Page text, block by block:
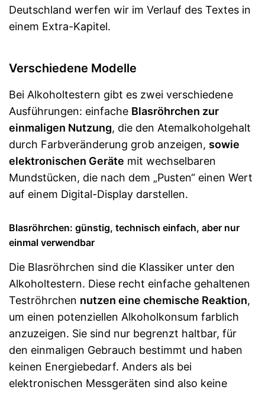
Deutschland werfen wir im Verlauf des Textes in
einem Extra-Kapitel.
Verschiedene Modelle
Bei Alkoholtestern gibt es zwei verschiedene
Ausführungen: einfache Blasröhrchen zur
einmaligen Nutzung, die den Atemalkoholgehalt
durch Farbveränderung grob anzeigen, sowie
elektronischen Geräte mit wechselbaren
Mundstücken, die nach dem „Pusten“ einen Wert
auf einem Digital-Display darstellen.
Blasröhrchen: günstig, technisch einfach, aber nur
einmal verwendbar
Die Blasröhrchen sind die Klassiker unter den
Alkoholtestern. Diese recht einfache gehaltenen
Teströhrchen nutzen eine chemische Reaktion,
um einen potenziellen Alkoholkonsum farblich
anzuzeigen. Sie sind nur begrenzt haltbar, für
den einmaligen Gebrauch bestimmt und haben
keinen Energiebedarf. Anders als bei
elektronischen Messgeräten sind also keine